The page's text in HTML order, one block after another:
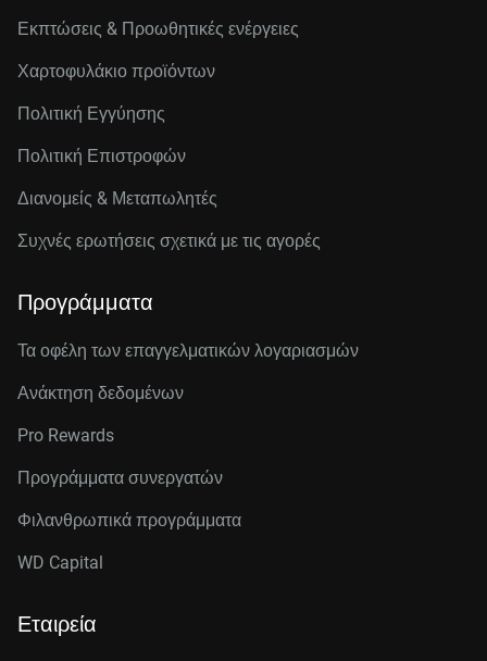
Εκπτώσεις & Προωθητικές ενέργειες
Χαρτοφυλάκιο προϊόντων
Πολιτική Εγγύησης
Πολιτική Επιστροφών
Διανομείς & Μεταπωλητές
Συχνές ερωτήσεις σχετικά με τις αγορές
Προγράμματα
Τα οφέλη των επαγγελματικών λογαριασμών
Ανάκτηση δεδομένων
Pro Rewards
Προγράμματα συνεργατών
Φιλανθρωπικά προγράμματα
WD Capital
Εταιρεία